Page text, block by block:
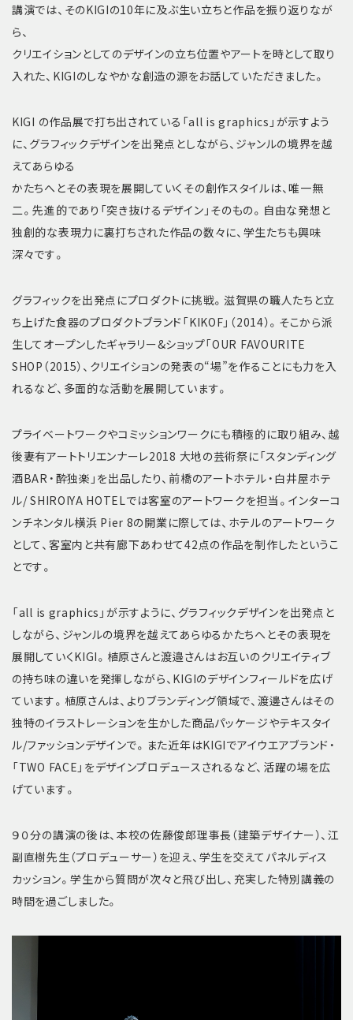
講演では、そのKIGIの10年に及ぶ生い立ちと作品を振り返りなが
ら、
クリエイションとしてのデザインの立ち位置やアートを時として取り
入れた、KIGIのしなやかな創造の源をお話していただきました。
KIGI の作品展で打ち出されている「all is graphics」が示すよう
に、グラフィックデザインを出発点としながら、ジャンルの境界を越
えてあらゆる
かたちへとその表現を展開していくその創作スタイルは、唯一無
二。先進的であり「突き抜けるデザイン」そのもの。自由な発想と
独創的な表現力に裏打ちされた作品の数々に、学生たちも興味
深々です。
グラフィックを出発点にプロダクトに挑戦。滋賀県の職人たちと立
ち上げた食器のプロダクトブランド「KIKOF」（2014）。そこから派
生してオープンしたギャラリー&ショップ「OUR FAVOURITE
SHOP（2015）、クリエイションの発表の“場”を作ることにも力を入
れるなど、多面的な活動を展開しています。
プライベートワークやコミッションワークにも積極的に取り組み、越
後妻有アートトリエンナーレ2018 大地の芸術祭に「スタンディング
酒BAR・酔独楽」を出品したり、前橋のアートホテル・白井屋ホテ
ル/ SHIROIYA HOTELでは客室のアートワークを担当。インターコ
ンチネンタル横浜 Pier 8の開業に際しては、ホテルのアートワーク
として、客室内と共有廊下あわせて42点の作品を制作したというこ
とです。
「all is graphics」が示すように、グラフィックデザインを出発点と
しながら、ジャンルの境界を越えてあらゆるかたちへとその表現を
展開していくKIGI。植原さんと渡邉さんはお互いのクリエイティブ
の持ち味の違いを発揮しながら、KIGIのデザインフィールドを広げ
ています。植原さんは、よりブランディング領域で、渡邊さんはその
独特のイラストレーションを生かした商品パッケージやテキスタイ
ル/ファッションデザインで。また近年はKIGIでアイウエアブランド・
「TWO FACE」をデザインプロデュースされるなど、活躍の場を広
げています。
９０分の講演の後は、本校の佐藤俊郎理事長（建築デザイナー）、江
副直樹先生（プロデューサー）を迎え、学生を交えてパネルディス
カッション。学生から質問が次々と飛び出し、充実した特別講義の
時間を過ごしました。